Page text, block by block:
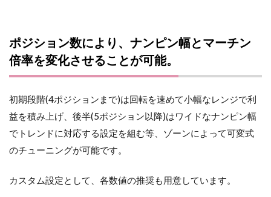
ポジション数により、ナンピン幅とマーチン
倍率を変化させることが可能。
初期段階(4ポジションまで)は回転を速めて小幅なレンジで利
益を積み上げ、後半(5ポジション以降)はワイドなナンピン幅
でトレンドに対応する設定を組む等、ゾーンによって可変式
のチューニングが可能です。
カスタム設定として、各数値の推奨も用意しています。